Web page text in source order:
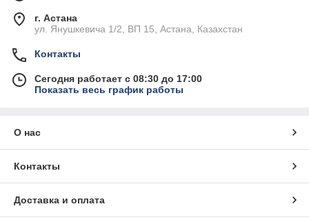
г. Астана
ул. Янушкевича 1/2, ВП 15, Астана, Казахстан
Контакты
Сегодня работает с 08:30 до 17:00
Показать весь график работы
О нас
Контакты
Доставка и оплата